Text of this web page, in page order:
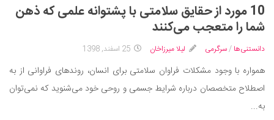
10 مورد از حقایق سلامتی با پشتوانه علمی که ذهن
شما را متعجب می‌کنند
دانستنی‌ها /سرگرمی لیلا میرزاخان 25 اسفند, 1398
همواره با وجود مشکلات فراوان سلامتی برای انسان، روندهای فراوانی از به
اصطلاح متخصصان درباره شرایط جسمی و روحی خود می‌شنوید که نمی‌توان
به...